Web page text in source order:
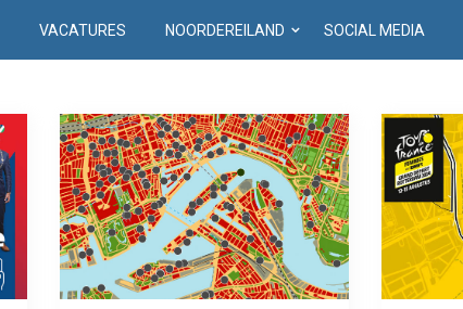
VACATURES NOORDEREILAND SOCIAL MEDIA